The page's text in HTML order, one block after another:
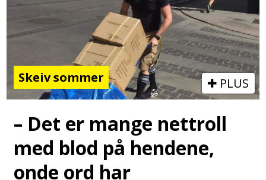
Skeiv sommer PLUS
– Det er mange nettroll
med blod på hendene,
onde ord har